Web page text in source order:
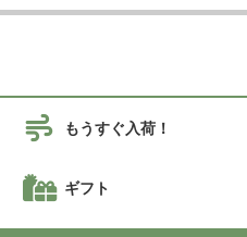
もうすぐ入荷！
ギフト